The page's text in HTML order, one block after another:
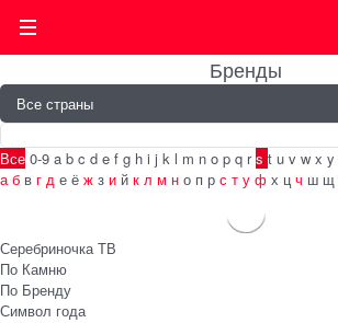
Бренды
Все 0-9 a b c d e f g h i j k l m n o p q r s t u v w x y
аб в г д е ё ж з и й к л м н о п р с т у ф х ц ч ш щ
Серебриночка ТВ
По Камню
По Бренду
Символ года